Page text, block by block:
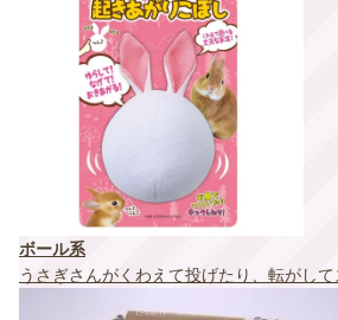
ボール系
うさぎさんがくわえて投げたり、転がし